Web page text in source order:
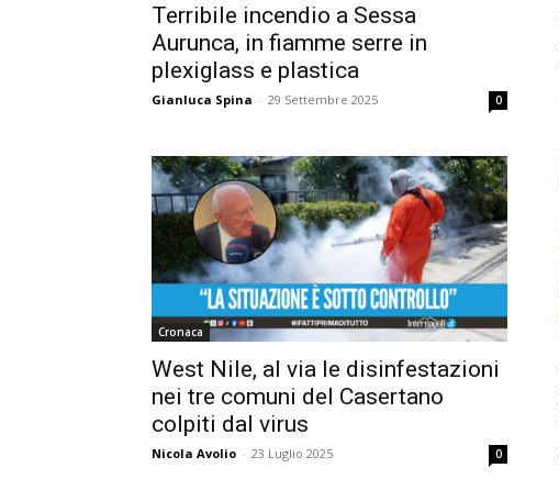
Terribile incendio a Sessa
Aurunca, in fiamme serre in
plexiglass e plastica
Gianluca Spina - 29 Settembre 2025 0
Cronaca
West Nile, al via le disinfestazioni
nei tre comuni del Casertano
colpiti dal virus
Nicola Avolio - 23 Luglio 2025 0